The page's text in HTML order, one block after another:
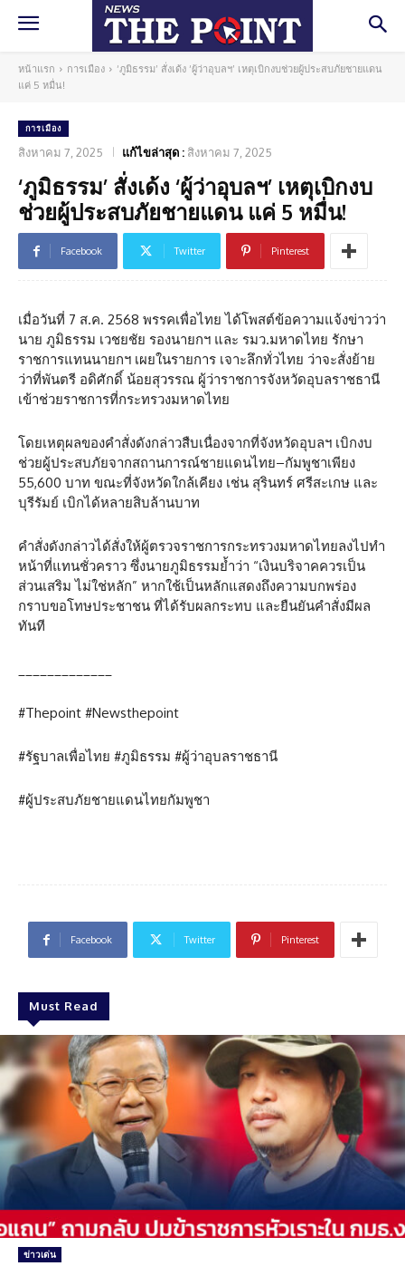
หน้าแรก การเมือง
‘ภูมิธรรม’ สั่งเด้ง ‘ผู้ว่าอุบลฯ’ เหตุเบิกงบช่วยผู้ประสบภัยชายแดน
แค่ 5 หมื่น!
การเมือง
สิงหาคม 7, 2025 แก้ไขล่าสุด : สิงหาคม 7, 2025
‘ภูมิธรรม’ สั่งเด้ง ‘ผู้ว่าอุบลฯ’ เหตุเบิกงบ
ช่วยผู้ประสบภัยชายแดน แค่ 5 หมื่น!
Facebook Twitter Pinterest
เมื่อวันที่ 7 ส.ค. 2568 พรรคเพื่อไทย ได้โพสต์ข้อความแจ้งข่าวว่า
นาย ภูมิธรรม เวชยชัย รองนายกฯ และ รมว.มหาดไทย รักษา
ราชการแทนนายกฯ เผยในรายการ เจาะลึกทั่วไทย ว่าจะสั่งย้าย
ว่าที่พันตรี อดิศักดิ์ น้อยสุวรรณ ผู้ว่าราชการจังหวัดอุบลราชธานี
เข้าช่วยราชการที่กระทรวงมหาดไทย
โดยเหตุผลของคำสั่งดังกล่าวสืบเนื่องจากที่จังหวัดอุบลฯ เบิกงบ
ช่วยผู้ประสบภัยจากสถานการณ์ชายแดนไทย–กัมพูชาเพียง
55,600 บาท ขณะที่จังหวัดใกล้เคียง เช่น สุรินทร์ ศรีสะเกษ และ
บุรีรัมย์ เบิกได้หลายสิบล้านบาท
คำสั่งดังกล่าวได้สั่งให้ผู้ตรวจราชการกระทรวงมหาดไทยลงไปทำ
หน้าที่แทนชั่วคราว ซึ่งนายภูมิธรรมย้ำว่า “เงินบริจาคควรเป็น
ส่วนเสริม ไม่ใช่หลัก” หากใช้เป็นหลักแสดงถึงความบกพร่อง
กราบขอโทษประชาชน ที่ได้รับผลกระทบ และยืนยันคำสั่งมีผล
ทันที
#Thepoint #Newsthepoint
#รัฐบาลเพื่อไทย #ภูมิธรรม #ผู้ว่าอุบลราชธานี
#ผู้ประสบภัยชายแดนไทยกัมพูชา
Facebook Twitter Pinterest
Must Read
ข่าวเด่น